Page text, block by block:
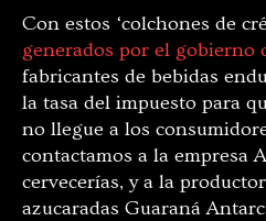
Con estos ‘colchones de
generados por el gobierno
fabricantes de bebidas
la tasa del impuesto para
no llegue a los
contactamos a la empresa
cervecerías, y a la
azucaradas Guaraná